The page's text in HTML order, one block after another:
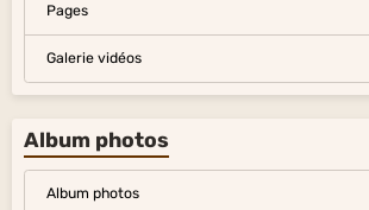
Pages
Galerie vidéos
Album photos
Album photos